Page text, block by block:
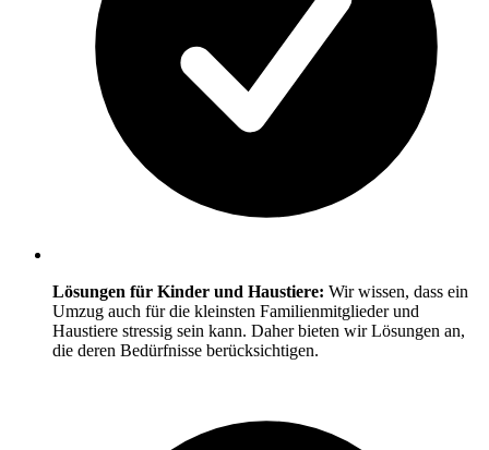
Lösungen für Kinder und Haustiere: Wir wissen, dass ein
Umzug auch für die kleinsten Familienmitglieder und
Haustiere stressig sein kann. Daher bieten wir Lösungen an,
die deren Bedürfnisse berücksichtigen.